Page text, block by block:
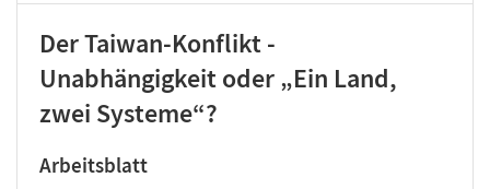
Der Taiwan-Konflikt -
Unabhängigkeit oder „Ein Land,
zwei Systeme“?
Arbeitsblatt